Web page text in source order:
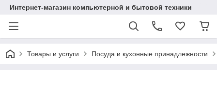
Интернет-магазин компьютерной и бытовой техники
Товары и услуги Посуда и кухонные принадлежности